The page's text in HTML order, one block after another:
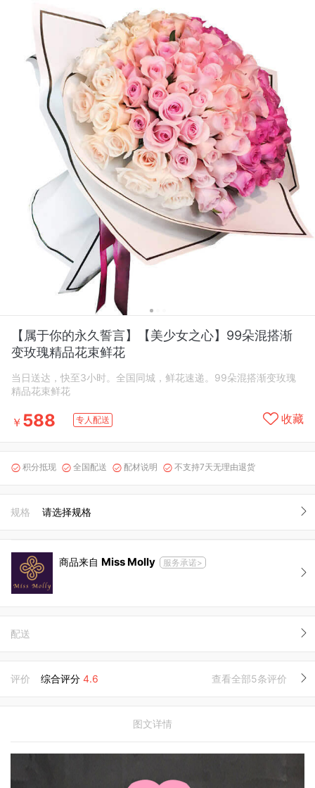
【属于你的永久誓言】【美少女之心】99朵混搭渐
变玫瑰精品花束鲜花
当日送达，快至3小时。全国同城，鲜花速递。99朵混搭渐变玫瑰
精品花束鲜花
￥ 588 专人配送 收藏
 积分抵现  全国配送  配材说明  不支持7天无理由退货
规格 请选择规格
商品来自 Miss Molly 服务承诺>
配送
评价 综合评分 4.6 查看全部5条评价
图文详情